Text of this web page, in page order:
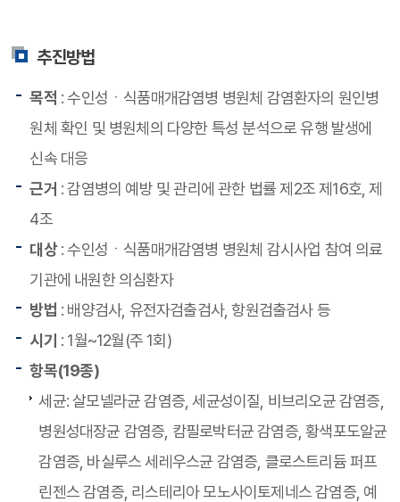
추진방법
목적 : 수인성ㆍ식품매개감염병 병원체 감염환자의 원인병
원체 확인 및 병원체의 다양한 특성 분석으로 유행 발생에
신속 대응
근거 : 감염병의 예방 및 관리에 관한 법률 제2조 제16호, 제
4조
대상: 수인성ㆍ식품매개감염병 병원체 감시사업 참여 의료
기관에 내원한 의심환자
방법 : 배양검사, 유전자검출검사, 항원검출검사 등
시기 : 1월~12월(주 1회)
항목(19종)
세균: 살모넬라균 감염증, 세균성이질, 비브리오균 감염증,
병원성대장균 감염증, 캄필로박터균 감염증, 황색포도알균
감염증, 바실루스 세레우스균 감염증, 클로스트리듐 퍼프
린젠스 감염증, 리스테리아 모노사이토제네스 감염증, 예